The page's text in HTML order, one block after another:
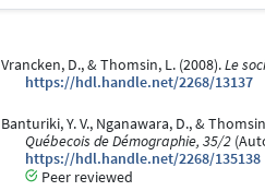
Vrancken, D., & Thomsin, L. (2008).Le
https://hdl.handle.net/2268/13137
Banturiki, Y. V., Nganawara, D., &
Québecois de Démographie, 35/2
https://hdl.handle.net/2268/135138
Peer reviewed